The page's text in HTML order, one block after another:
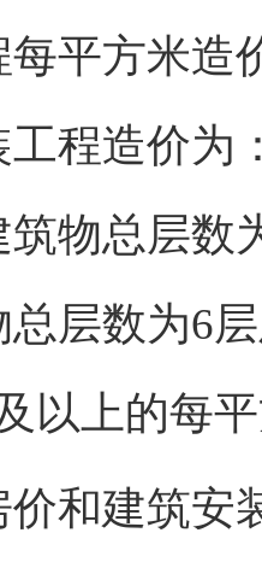
每平方米造
工程造价为
筑物总层数
总层数为6
以上的每
建筑安装